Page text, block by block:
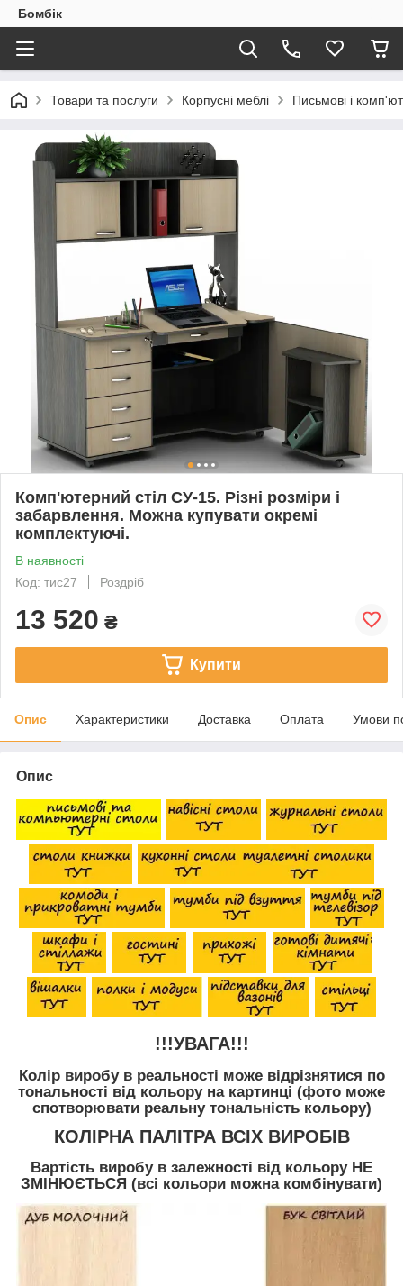
Бомбік
Товари та послуги Корпусні меблі Письмові і
Комп'ютерний стіл СУ-15. Різні розміри і
забарвлення. Можна купувати окремі
комплектуючі.
В наявності
Код: тис27
Роздріб
13 520 ₴
Купити
Опис Характеристики Доставка Оплата Умови
Опис
!!!УВАГА!!!
Колір виробу в реальності може відрізнятися по
тональності від кольору на картинці (фото може
спотворювати реальну тональність кольору)
КОЛІРНА ПАЛІТРА ВСІХ ВИРОБІВ
Вартість виробу в залежності від кольору НЕ
ЗМІНЮЄТЬСЯ (всі кольори можна комбінувати)